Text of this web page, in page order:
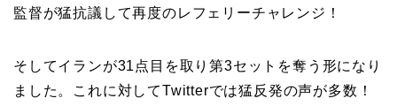
監督が猛抗議して再度のレフェリーチャレンジ！
そしてイランが31点目を取り第3セットを奪う形になり
ました。これに対してTwitterでは猛反発の声が多数！